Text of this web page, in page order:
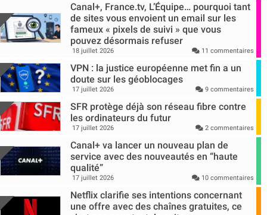
Canal+, France.tv, L’Équipe… pourquoi tant
de sites vous envoient un email sur les
fameux « pixels de suivi » que vous
pouvez désormais refuser
18 juillet 2026 11 commentaires
VPN : la justice européenne met fin a un
doute sur les géoblocages
17 juillet 2026 9 commentaires
SFR protège déjà son réseau fibre contre
les ordinateurs du futur
17 juillet 2026 2 commentaires
Canal+ va lancer un nouveau plan de
service avec des nouveautés en “haute
qualité”
17 juillet 2026 10 commentaires
Netflix clarifie ses intentions concernant
une offre avec des chaînes gratuites, ce